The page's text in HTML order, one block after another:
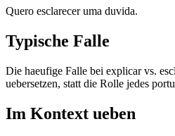
Quero esclarecer uma duvida.
Typische Falle
Die haeufige Falle bei explicar vs.
uebersetzen, statt die Rolle jedes
Im Kontext ueben